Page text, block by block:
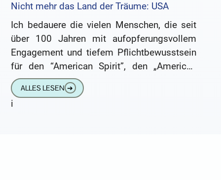
Nicht mehr das Land der Träume: USA
Ich bedauere die vielen Menschen, die seit
über 100 Jahren mit aufopferungsvollem
Engagement und tiefem Pflichtbewusstsein
für den “American Spirit”, den „American
Way of Life“ und die hochgehaltenen Werte
dieser
ALLES LESEN ➔
i